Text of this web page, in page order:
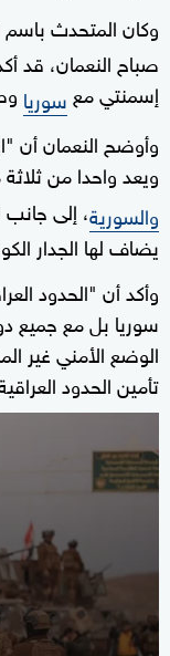
وكان المتحدث باسم
صباح النعمان، قد
إسمنتي معسوريا
وأوضح النعمان أن
ويعد واحدا من
والسورية، إلى
يضاف لها الجدار
وأكد أن "الحدود
سوريا بل مع جميع
الوضع الأمني غير
تأمين الحدود